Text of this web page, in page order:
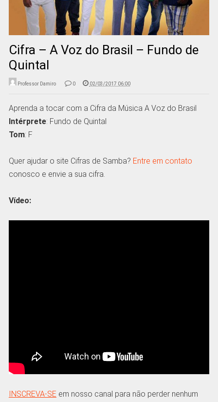
Cifra – A Voz do Brasil – Fundo de
Quintal
Professor Damiro 0 02/03/2017 06:00
Aprenda a tocar com a Cifra da Música A Voz do Brasil
Intérprete: Fundo de Quintal
Tom: F
Quer ajudar o site Cifras de Samba? Entre em contato
conosco e envie a sua cifra.
Vídeo:
INSCREVA-SE em nosso canal para não perder nenhum